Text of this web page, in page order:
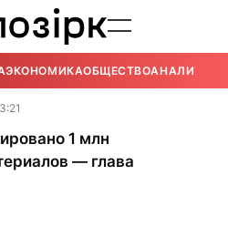
ЭКОНОМИКАОБЩЕСТВОАНАЛИТИКА
1 млн
— глава